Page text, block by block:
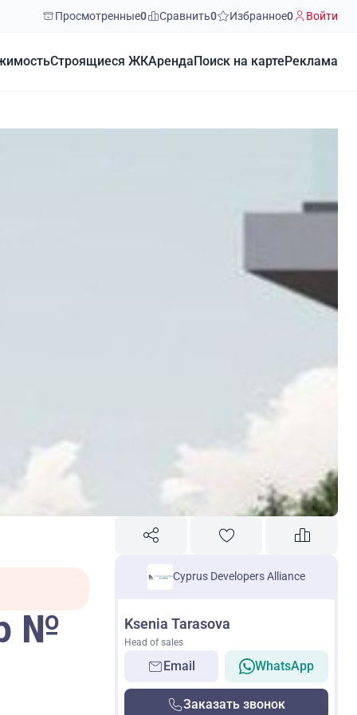
Просмотренные0 Сравнить0 Избранное0 Войти
Строящиеся ЖКАренда Поиск на карте Реклама
№
Cyprus Developers Alliance
Ksenia Tarasova
Head of sales
Email WhatsApp
Заказать звонок